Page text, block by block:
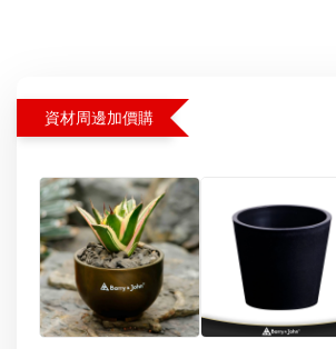
資材周邊加價購